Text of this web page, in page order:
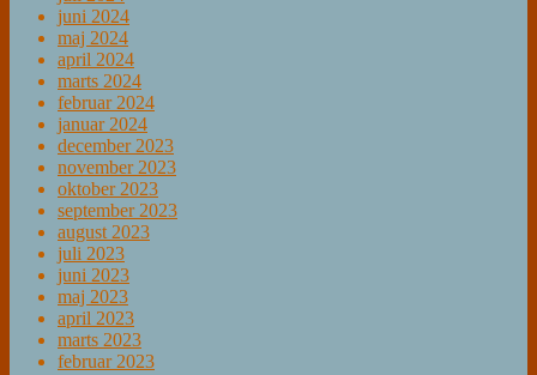
juni 2024
maj 2024
april 2024
marts 2024
februar 2024
januar 2024
december 2023
november 2023
oktober 2023
september 2023
august 2023
juli 2023
juni 2023
maj 2023
april 2023
marts 2023
februar 2023